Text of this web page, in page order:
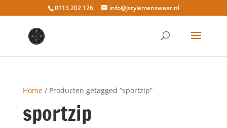
0113 202 126 info@jstylemenswear.nl
Home/ Producten getagged “sportzip”
sportzip